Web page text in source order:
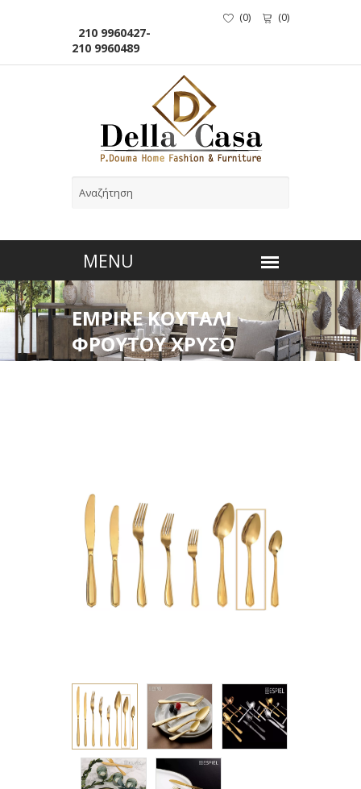
210 9960427-
210 9960489
(0) (0)
EMPIRE ΚΟΥΤΑΛΙ
ΦΡΟΥΤΟΥ ΧΡΥΣΟ
18.5ΕΚ 2.5mm 18/0 KIB